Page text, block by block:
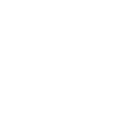
se pueda
con hacer
La líder
la primera
durante el
año, “en
vidas de niños